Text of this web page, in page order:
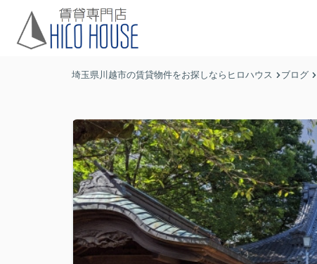
埼玉県川越市の賃貸物件をお探しならヒロハウス ブログ